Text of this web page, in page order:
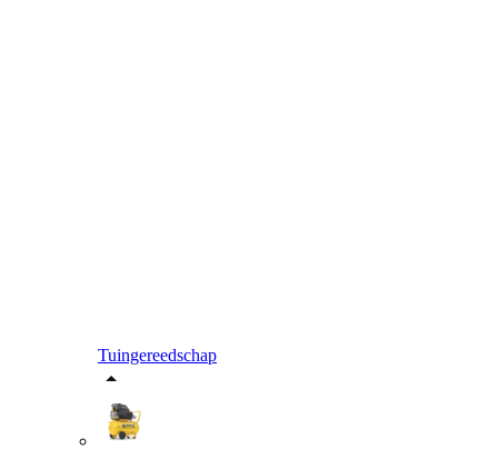
Tuingereedschap